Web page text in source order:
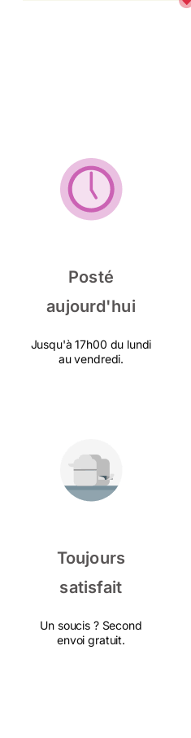
Posté
aujourd'hui
Jusqu'à 17h00 du lundi
au vendredi.
Toujours
satisfait
Un soucis ? Second
envoi gratuit.